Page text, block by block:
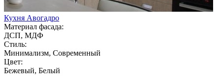
Кухня Авогадро
Материал фасада:
ДСП, МДФ
Стиль:
Минимализм, Современный
Цвет:
Бежевый, Белый